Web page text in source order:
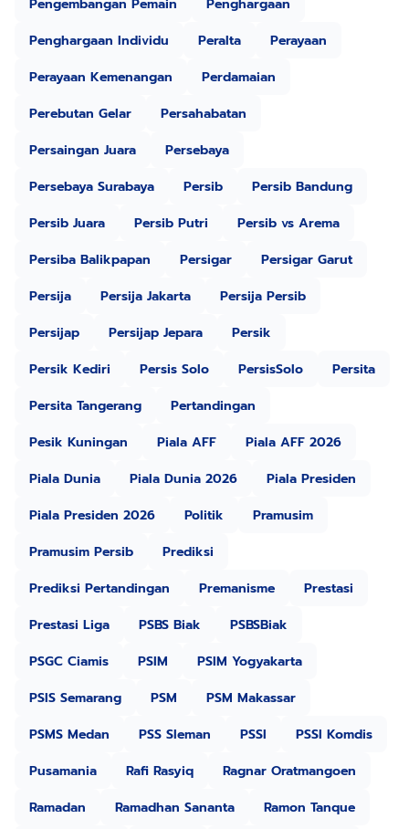
Penghargaan Individu
Peralta
Perayaan
Perayaan Kemenangan
Perdamaian
Perebutan Gelar
Persahabatan
Persaingan Juara
Persebaya
Persebaya Surabaya
Persib
Persib Bandung
Persib Juara
Persib Putri
Persib vs Arema
Persiba Balikpapan
Persigar
Persigar Garut
Persija
Persija Jakarta
Persija Persib
Persijap
Persijap Jepara
Persik
Persik Kediri
Persis Solo PersisSolo
Persita
Persita Tangerang
Pertandingan
Pesik Kuningan
Piala AFF
Piala AFF 2026
Piala Dunia
Piala Dunia 2026
Piala Presiden
Piala Presiden 2026
Politik
Pramusim
Pramusim Persib
Prediksi
Prediksi Pertandingan
Premanisme
Prestasi
Prestasi Liga
PSBS Biak
PSBSBiak
PSGC Ciamis
PSIM
PSIM Yogyakarta
PSIS Semarang
PSM
PSM Makassar
PSMS Medan
PSS Sleman PSSI
PSSI Komdis
Pusamania
Rafi Rasyiq
Ragnar Oratmangoen
Ramadan
Ramadhan Sananta
Ramon Tanque